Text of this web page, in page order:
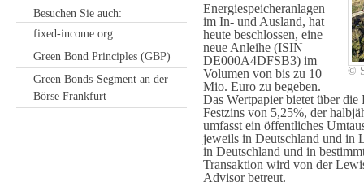
©
Energie­speiche­ranlagen
im In- und Ausland, hat
heute beschlossen, eine
neue Anleihe (ISIN
DE000A4DFSB3) im
Volumen von bis zu 10
Mio. Euro zu begeben.
Das Wertpapier bietet über
Festzins von 5,25%, der
umfasst ein öffentliches
jeweils in Deutschland und in
in Deutschland und in
Transaktion wird von der
Advisor betreut.
Besuchen Sie auch:
fixed-income.org
Green Bond Principles (GBP)
Green Bonds-Segment an der
Börse Frankfurt